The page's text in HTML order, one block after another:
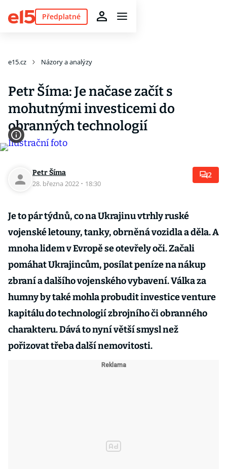
Předplatné
e15.cz Názory a analýzy
Petr Šíma: Je načase začít s
mohutnými investicemi do
obranných technologií
Petr Šíma
28. března 2022 · 18:30
2
Je to pár týdnů, co na Ukrajinu vtrhly ruské
vojenské letouny, tanky, obrněná vozidla a děla. A
mnoha lidem v Evropě se otevřely oči. Začali
pomáhat Ukrajincům, posílat peníze na nákup
zbraní a dalšího vojenského vybavení. Válka za
humny by také mohla probudit investice venture
kapitálu do technologií zbrojního či obranného
charakteru. Dává to nyní větší smysl než
pořizovat třeba další nemovitosti.